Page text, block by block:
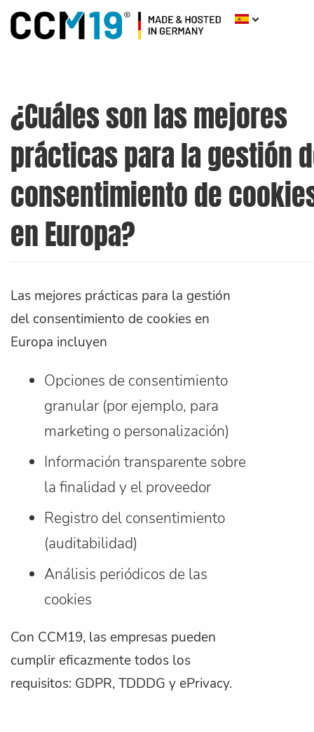
¿Cuáles son las mejores
prácticas para la gestión
consentimiento de
en Europa?
Las mejores prácticas para la gestión
del consentimiento de cookies en
Europa incluyen
Opciones de consentimiento
granular (por ejemplo, para
marketing o personalización)
Información transparente sobre
la finalidad y el proveedor
Registro del consentimiento
(auditabilidad)
Análisis periódicos de las
cookies
Con CCM19, las empresas pueden
cumplir eficazmente todos los
requisitos: GDPR, TDDDG y ePrivacy.